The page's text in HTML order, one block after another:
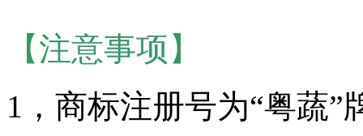
【注意事项】
1，商标注册号为“粤蔬”